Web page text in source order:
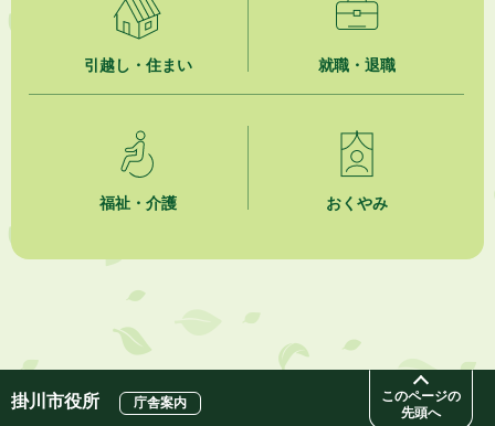
【日本DX大賞2026】ポスターセッション最優秀賞を受賞しました！
2026年8月4日
市民の勇気ある応急手当に感謝状を贈呈しました
夏季休暇期間 開業医等診療予定
企業版ふるさと納税（地方創生応援税制）のお願い
引越し・住まい 就職・退職
福祉・介護 おくやみ
このページの
先頭へ
掛川市役所 庁舎案内